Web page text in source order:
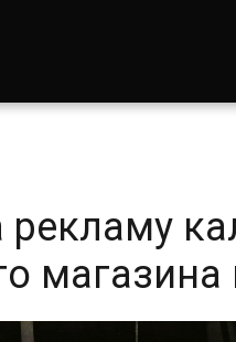
магазина